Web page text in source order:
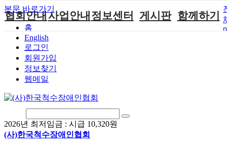
본문 바로가기
홈
English
로그인
회원가입
정보찾기
웹메일
2026년 최저임금 : 시급 10,320원
(사)한국척수장애인협회
협회안내
인사말
연혁
비전
조직도
척수장애란?
찾아오시는길
사업안내
단체지원사업
척수장애인재
활지원센터
척수장애인직
문화예술위원
회
정보센터 게시판 함께하기